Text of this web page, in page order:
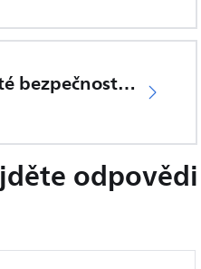
Důležité bezpečnostní informace